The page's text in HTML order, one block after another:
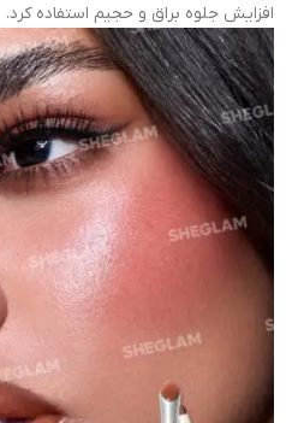
افزایش جلوه براق و حجیم استفاده کرد.